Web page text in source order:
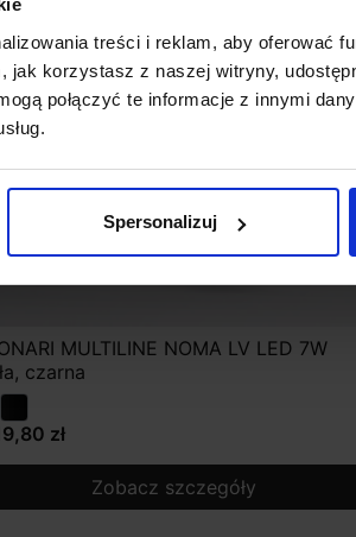
treści i reklam, aby oferować
jak korzystasz z naszej witryny,
połączyć te informacje z innymi
Spersonalizuj
MULTILINE NOMA LV LED 7W
czarna
zł
Zobacz szczegóły